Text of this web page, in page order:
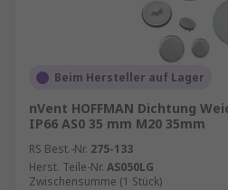
Beim Hersteller auf Lager
nVent HOFFMAN Dichtung
IP66 AS0 35 mm M20 35mm
RS Best.-Nr. 275-133
Herst. Teile-Nr. AS050LG
Zwischensumme (1 Stück)